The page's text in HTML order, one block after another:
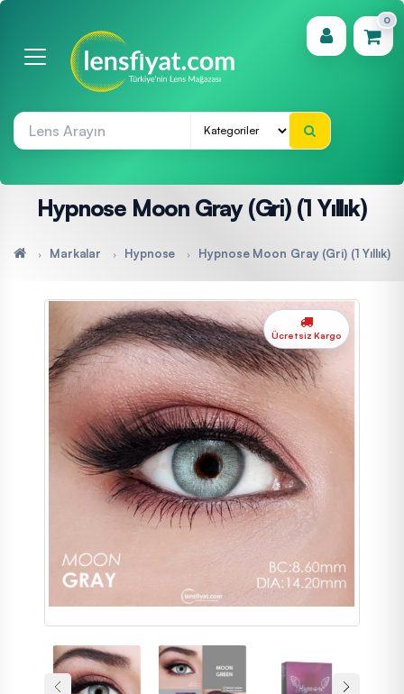
0
(0)
Hypnose Moon Gray (Gri) (1 Yıllık)
Markalar Hypnose Hypnose Moon Gray (Gri) (1 Yıllık)
Ücretsiz Kargo